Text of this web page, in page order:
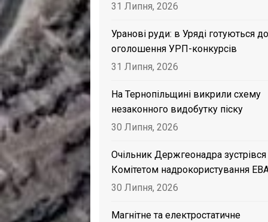
31 Липня, 2026
Уранові руди: в Уряді готуються до
оголошення УРП-конкурсів
31 Липня, 2026
На Тернопільщині викрили схему
незаконного видобутку піску
30 Липня, 2026
Очільник Держгеонадра зустрівся
Комітетом надрокористування
30 Липня, 2026
Магнітне та електростатичне